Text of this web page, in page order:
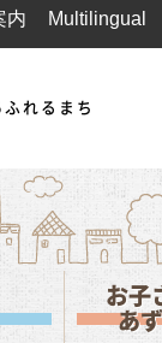
内 Multilingual
れるまち
お子
あ